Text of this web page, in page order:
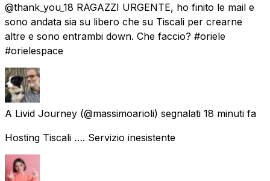
@thank_you_18 RAGAZZI URGENTE, ho finito le mail e
sono andata sia su libero che su Tiscali per crearne
altre e sono entrambi down. Che faccio? #oriele
#orielespace
A Livid Journey (@massimoarioli) segnalati 18 minuti fa
Hosting Tiscali …. Servizio inesistente